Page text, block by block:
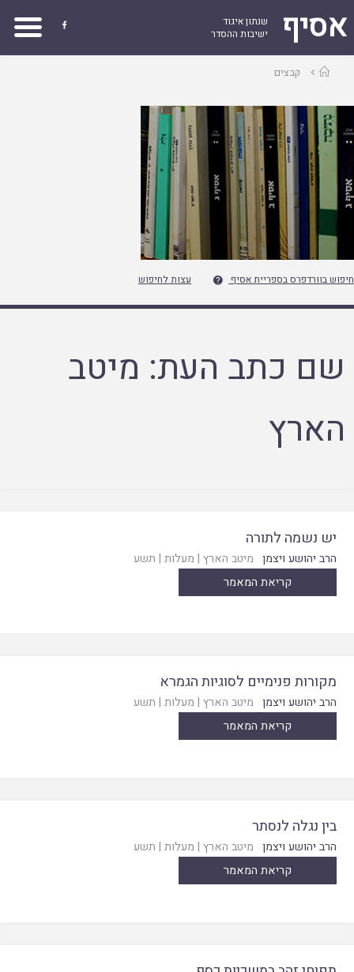
אסיף
שנתון איגוד
ישיבות ההסדר

עמודקבצים
חיפוש בוורדפרס בספריית אסיף  עצות לחיפוש
שם כתב העת: מיטב
הארץ
יש נשמה לתורה
הרב יהושע ויצמן מיטב הארץ | מעלות | תשע
קריאת המאמר
מקורות פנימיים לסוגיות הגמרא
הרב יהושע ויצמן מיטב הארץ | מעלות | תשע
קריאת המאמר
בין נגלה לנסתר
הרב יהושע ויצמן מיטב הארץ | מעלות | תשע
קריאת המאמר